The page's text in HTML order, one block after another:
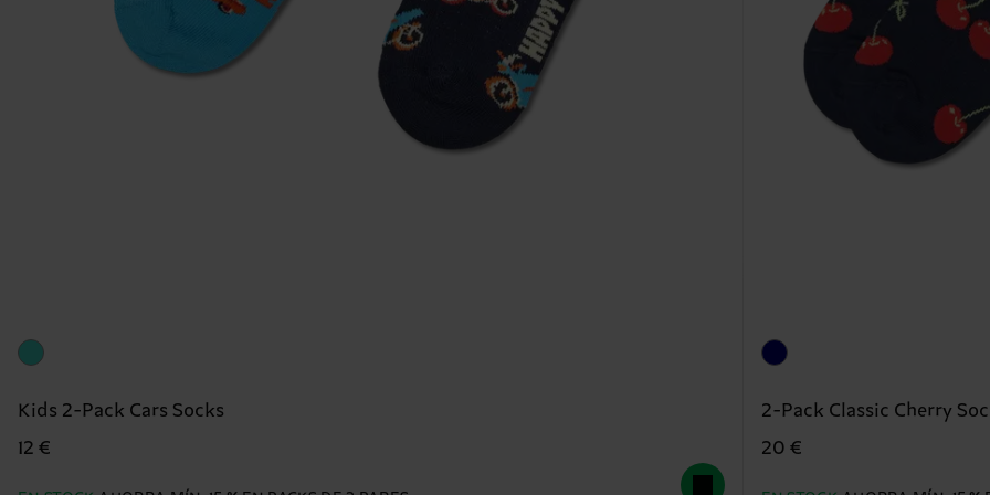
Kids 2-Pack Cars Socks
12 €
2-Pack Classic Cherry
20 €